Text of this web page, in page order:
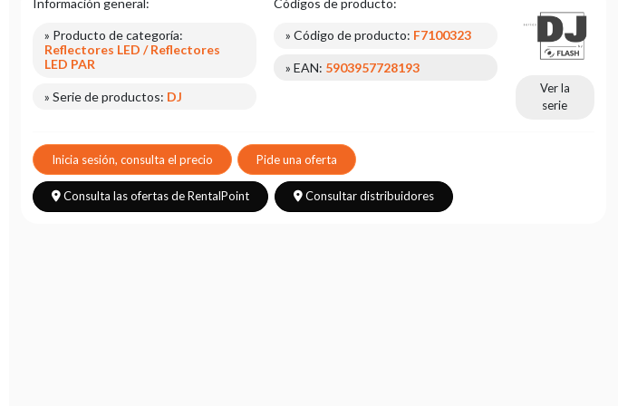
» Producto de categoría:
Reflectores LED / Reflectores
LED PAR
» Serie de productos: DJ
» Código de producto: F7100323
» EAN: 5903957728193
Ver la
serie
Inicia sesión, consulta el precio Pide una oferta
Consulta las ofertas de RentalPoint Consultar distribuidores